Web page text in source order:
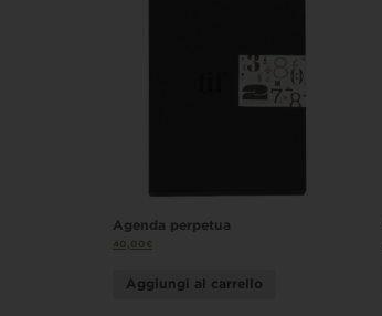
Agenda perpetua
40,00€
Aggiungi al carrello